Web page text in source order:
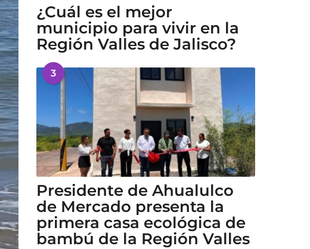
¿Cuál es el mejor
municipio para vivir en la
Región Valles de Jalisco?
3
Presidente de Ahualulco
de Mercado presenta la
primera casa ecológica de
bambú de la Región Valles